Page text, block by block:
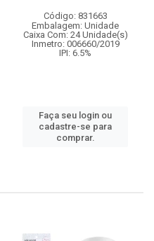
Código: 831663
Embalagem: Unidade
Caixa Com: 24 Unidade(s)
Inmetro: 006660/2019
IPI: 6.5%
Faça seu login ou
cadastre-se para
comprar.